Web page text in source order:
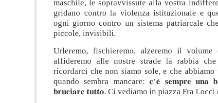
maschile, le sopravvissute alla vostra
gridano contro la violenza istituzionale e
ogni giorno contro un sistema patriarcale
piccole, invisibili.
Urleremo, fischieremo, alzeremo il volume
affideremo alle nostre strade la rabbia
ricordarci che non siamo sole, e che abbiamo
quando sembra mancare: 𝐜’𝐞̀ 𝐬𝐞𝐦𝐩𝐫𝐞 𝐮𝐧𝐚
𝐛𝐫𝐮𝐜𝐢𝐚𝐫𝐞 𝐭𝐮𝐭𝐭𝐨. Ci vediamo in piazza Fra